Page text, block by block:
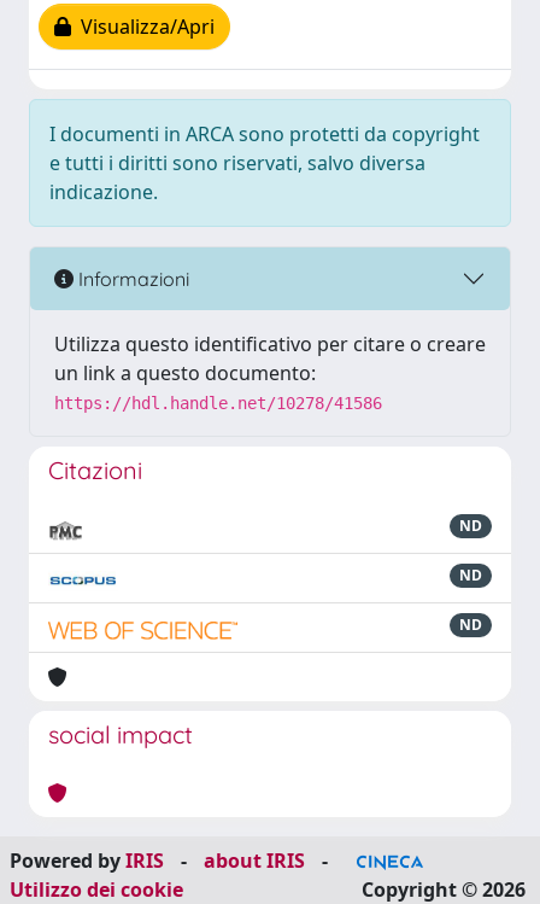
Visualizza/Apri
I documenti in ARCA sono protetti da copyright
e tutti i diritti sono riservati, salvo diversa
indicazione.
Informazioni
Utilizza questo identificativo per citare o creare
un link a questo documento:
https://hdl.handle.net/10278/41586
Citazioni
ND
ND
ND
social impact
Powered byIRIS - about IRIS
-
Utilizzo dei cookie
Copyright © 2026